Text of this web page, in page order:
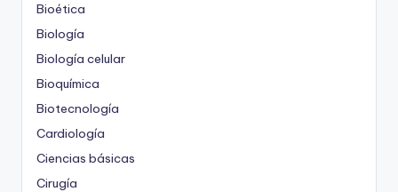
Bioética
Biología
Biología celular
Bioquímica
Biotecnología
Cardiología
Ciencias básicas
Cirugía